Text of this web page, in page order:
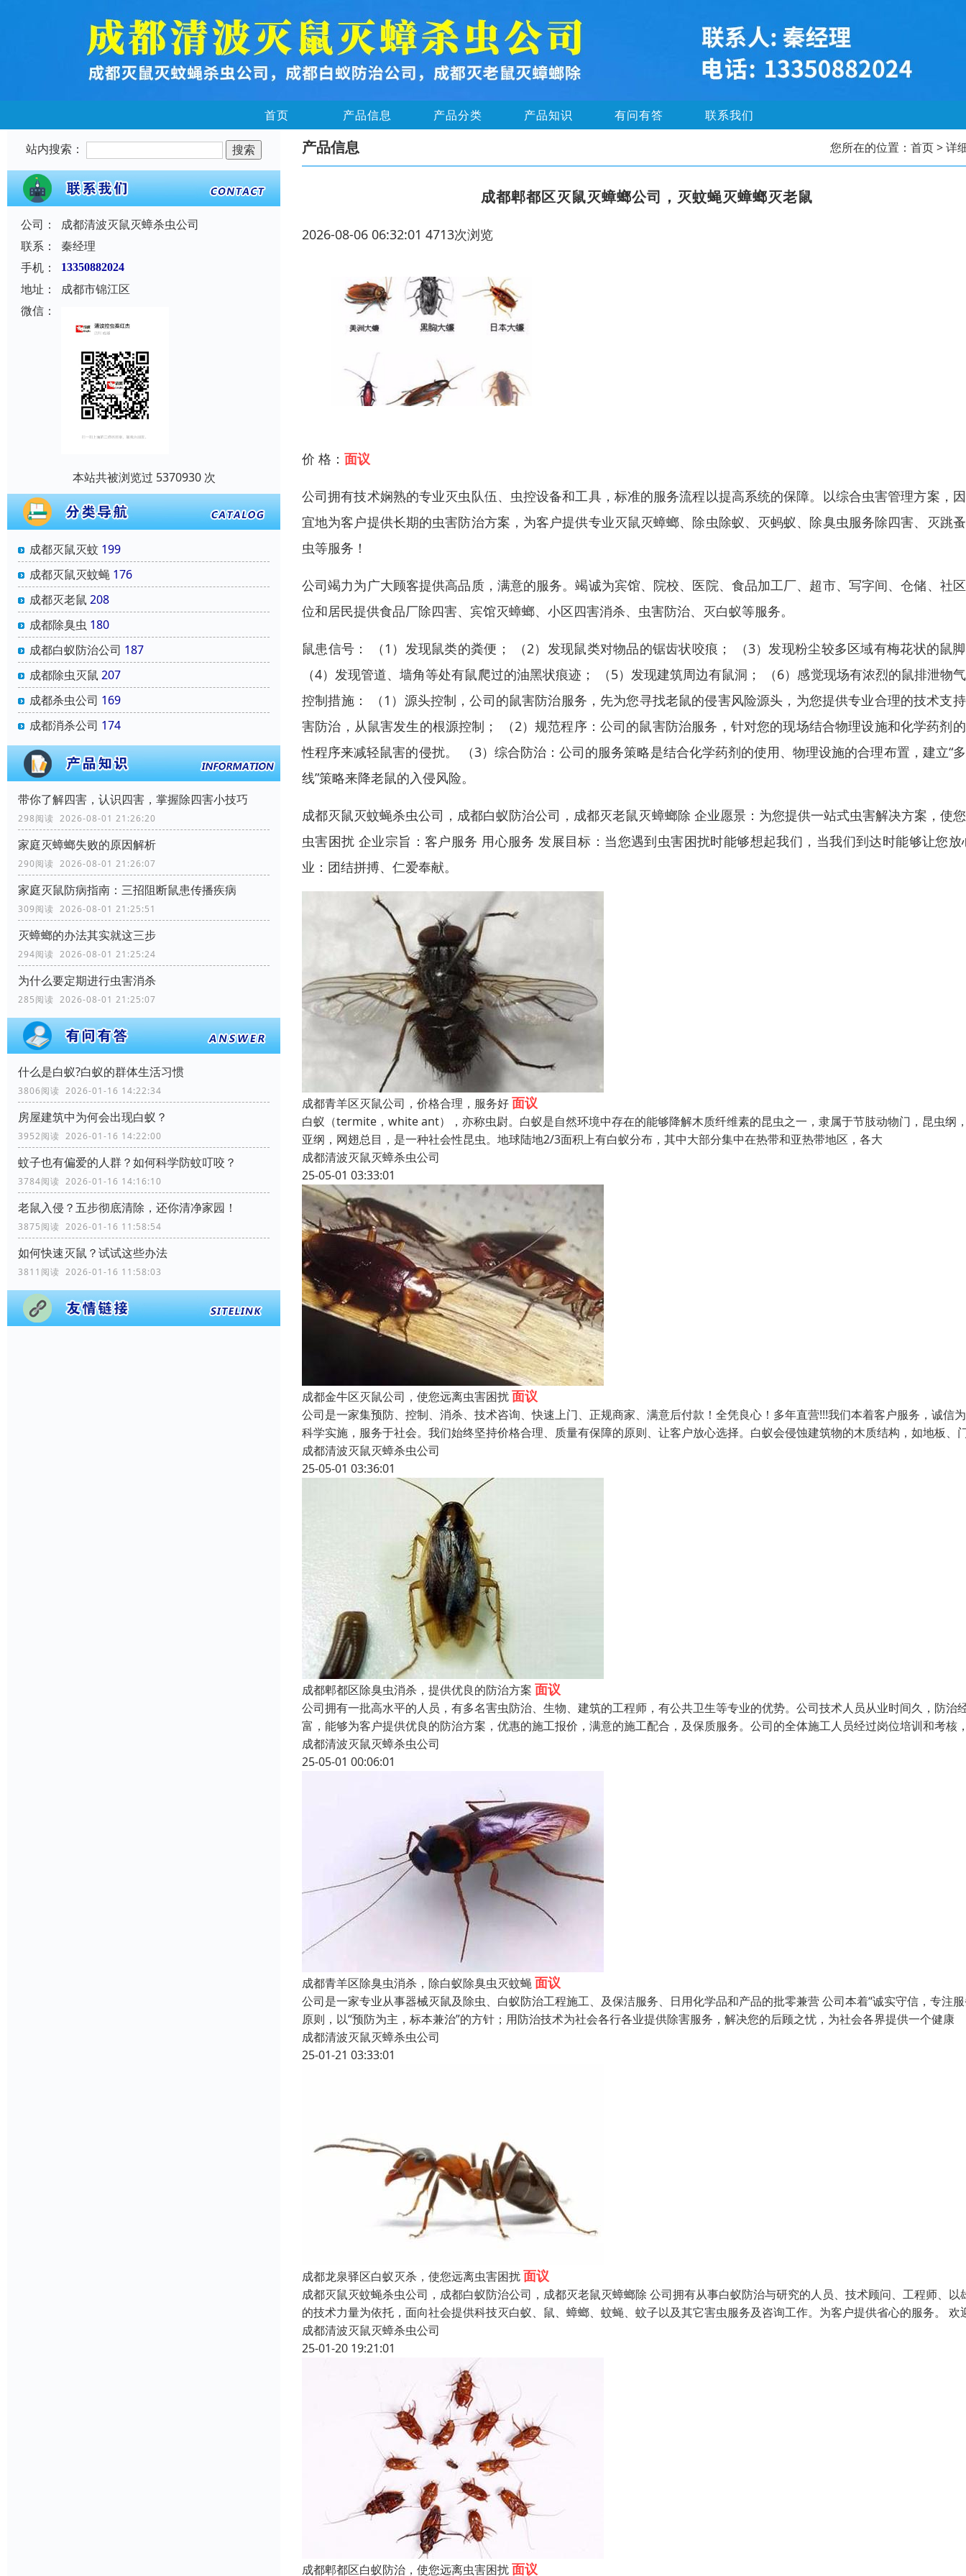
首页 产品信息 产品分类 产品知识 有问有答 联系我们
站内搜索：
公司：
成都清波灭鼠灭蟑杀虫公司
联系：
秦经理
手机：
13350882024
地址：
成都市锦江区
微信：
本站共被浏览过 5370930 次
成都灭鼠灭蚊 199
成都灭鼠灭蚊蝇 176
成都灭老鼠 208
成都除臭虫 180
成都白蚁防治公司 187
成都除虫灭鼠 207
成都杀虫公司 169
成都消杀公司 174
带你了解四害，认识四害，掌握除四害小技巧
298阅读 2026-08-01 21:26:20
家庭灭蟑螂失败的原因解析
290阅读 2026-08-01 21:26:07
家庭灭鼠防病指南：三招阻断鼠患传播疾病
309阅读 2026-08-01 21:25:51
灭蟑螂的办法其实就这三步
294阅读 2026-08-01 21:25:24
为什么要定期进行虫害消杀
285阅读 2026-08-01 21:25:07
什么是白蚁?白蚁的群体生活习惯
3806阅读 2026-01-16 14:22:34
房屋建筑中为何会出现白蚁？
3952阅读 2026-01-16 14:22:00
蚊子也有偏爱的人群？如何科学防蚊叮咬？
3784阅读 2026-01-16 14:16:10
老鼠入侵？五步彻底清除，还你清净家园！
3875阅读 2026-01-16 11:58:54
如何快速灭鼠？试试这些办法
3811阅读 2026-01-16 11:58:03
产品信息 您所在的位置： 首页> 详
成都郫都区灭鼠灭蟑螂公司，灭蚊蝇灭蟑螂灭老鼠
2026-08-06 06:32:01 4713次浏览
价 格： 面议
公司拥有技术娴熟的专业灭虫队伍、虫控设备和工具，标准的服务流程以提高系统的保障。以综合虫害管理方案，
宜地为客户提供长期的虫害防治方案，为客户提供专业灭鼠灭蟑螂、除虫除蚁、灭蚂蚁、除臭虫服务除四害、灭跳
虫等服务！
公司竭力为广大顾客提供高品质，满意的服务。竭诚为宾馆、院校、医院、食品加工厂、超市、写字间、仓储、社
位和居民提供食品厂除四害、宾馆灭蟑螂、小区四害消杀、虫害防治、灭白蚁等服务。
鼠患信号： （1）发现鼠类的粪便； （2）发现鼠类对物品的锯齿状咬痕； （3）发现粉尘较多区域有梅花状的鼠
（4）发现管道、墙角等处有鼠爬过的油黑状痕迹； （5）发现建筑周边有鼠洞； （6）感觉现场有浓烈的鼠排泄物
控制措施： （1）源头控制，公司的鼠害防治服务，先为您寻找老鼠的侵害风险源头，为您提供专业合理的技术支
害防治，从鼠害发生的根源控制； （2）规范程序：公司的鼠害防治服务，针对您的现场结合物理设施和化学药剂
性程序来减轻鼠害的侵扰。 （3）综合防治：公司的服务策略是结合化学药剂的使用、物理设施的合理布置，建立“
线”策略来降老鼠的入侵风险。
成都灭鼠灭蚊蝇杀虫公司，成都白蚁防治公司，成都灭老鼠灭蟑螂除 企业愿景：为您提供一站式虫害解决方案，使
虫害困扰 企业宗旨：客户服务 用心服务 发展目标：当您遇到虫害困扰时能够想起我们，当我们到达时能够让您放
业：团结拼搏、仁爱奉献。
成都青羊区灭鼠公司，价格合理，服务好面议
白蚁（termite，white ant），亦称虫尉。白蚁是自然环境中存在的能够降解木质纤维素的昆虫之一，隶属于节肢动物门，昆虫纲
亚纲，网翅总目，是一种社会性昆虫。地球陆地2/3面积上有白蚁分布，其中大部分集中在热带和亚热带地区，各大
成都清波灭鼠灭蟑杀虫公司
25-05-01 03:33:01
成都金牛区灭鼠公司，使您远离虫害困扰面议
公司是一家集预防、控制、消杀、技术咨询、快速上门、正规商家、满意后付款！全凭良心！多年直营!!!我们本着客户服务，诚信
科学实施，服务于社会。我们始终坚持价格合理、质量有保障的原则、让客户放心选择。白蚁会侵蚀建筑物的木质结构，如地板、
成都清波灭鼠灭蟑杀虫公司
25-05-01 03:36:01
成都郫都区除臭虫消杀，提供优良的防治方案 面议
公司拥有一批高水平的人员，有多名害虫防治、生物、建筑的工程师，有公共卫生等专业的优势。公司技术人员从业时间久，防治
富，能够为客户提供优良的防治方案，优惠的施工报价，满意的施工配合，及保质服务。公司的全体施工人员经过岗位培训和考核
成都清波灭鼠灭蟑杀虫公司
25-05-01 00:06:01
成都青羊区除臭虫消杀，除白蚁除臭虫灭蚊蝇面议
公司是一家专业从事器械灭鼠及除虫、白蚁防治工程施工、及保洁服务、日用化学品和产品的批零兼营 公司本着“诚实守信，专注服
原则，以“预防为主，标本兼治”的方针；用防治技术为社会各行各业提供除害服务，解决您的后顾之忧，为社会各界提供一个健康
成都清波灭鼠灭蟑杀虫公司
25-01-21 03:33:01
成都龙泉驿区白蚁灭杀，使您远离虫害困扰面议
成都灭鼠灭蚊蝇杀虫公司，成都白蚁防治公司，成都灭老鼠灭蟑螂除 公司拥有从事白蚁防治与研究的人员、技术顾问、工程师、以
的技术力量为依托，面向社会提供科技灭白蚁、鼠、蟑螂、蚊蝇、蚊子以及其它害虫服务及咨询工作。为客户提供省心的服务。 欢
成都清波灭鼠灭蟑杀虫公司
25-01-20 19:21:01
成都郫都区白蚁防治，使您远离虫害困扰面议